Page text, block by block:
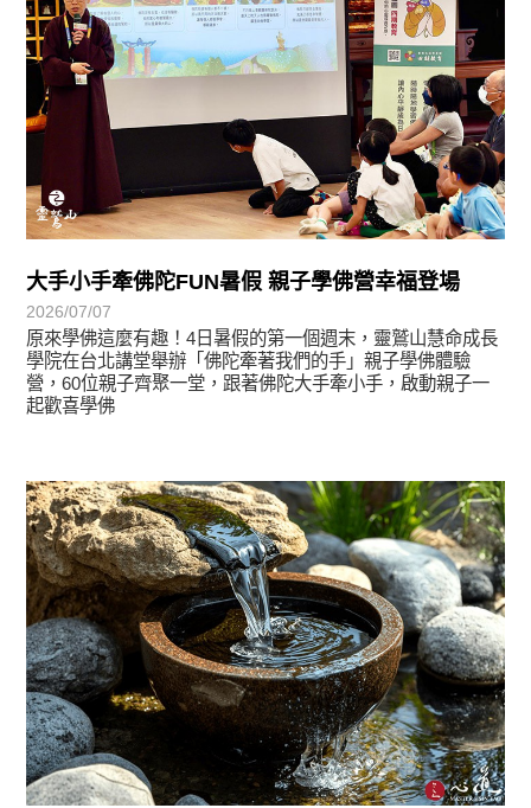
大手小手牽佛陀FUN暑假 親子學佛營幸福登場
2026/07/07
原來學佛這麼有趣！4日暑假的第一個週末，靈鷲山慧命成長
學院在台北講堂舉辦「佛陀牽著我們的手」親子學佛體驗
營，60位親子齊聚一堂，跟著佛陀大手牽小手，啟動親子一
起歡喜學佛
學習分享